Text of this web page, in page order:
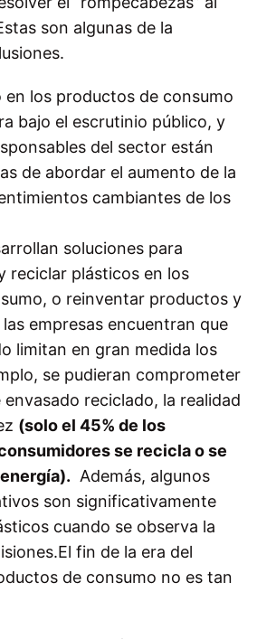
son algunas de la
en los productos de consumo
bajo el escrutinio público, y
del sector están
de abordar el aumento de la
cambiantes de los
soluciones para
reciclar plásticos en los
o reinventar productos y
empresas encuentran que
limitan en gran medida los
se pudieran comprometer
reciclado, la realidad
(solo el 45% de los
se recicla o se
Además, algunos
son significativamente
cuando se observa la
fin de la era del
de consumo no es tan